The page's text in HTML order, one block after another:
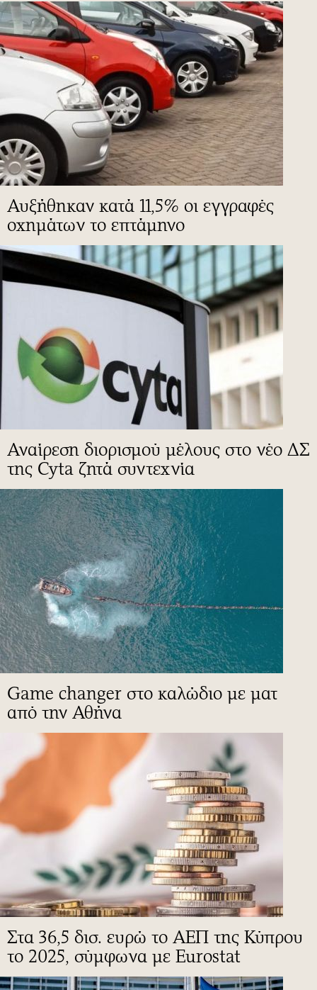
Αυξήθηκαν κατά 11,5% οι εγγραφές
οχημάτων το επτάμηνο
Αναίρεση διορισμού μέλους στο νέο ΔΣ
της Cyta ζητά συντεχνία
Game changer στο καλώδιο με ματ
από την Αθήνα
Στα 36,5 δισ. ευρώ το ΑΕΠ της Κύπρου
το 2025, σύμφωνα με Eurostat